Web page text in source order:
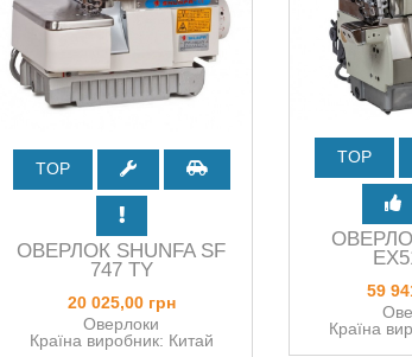
TOP
ОВЕРЛОК SHUNFA SF
747 TY
20 025,00 грн
Оверлоки
Країна виробник: Китай
TOP
59
Країна